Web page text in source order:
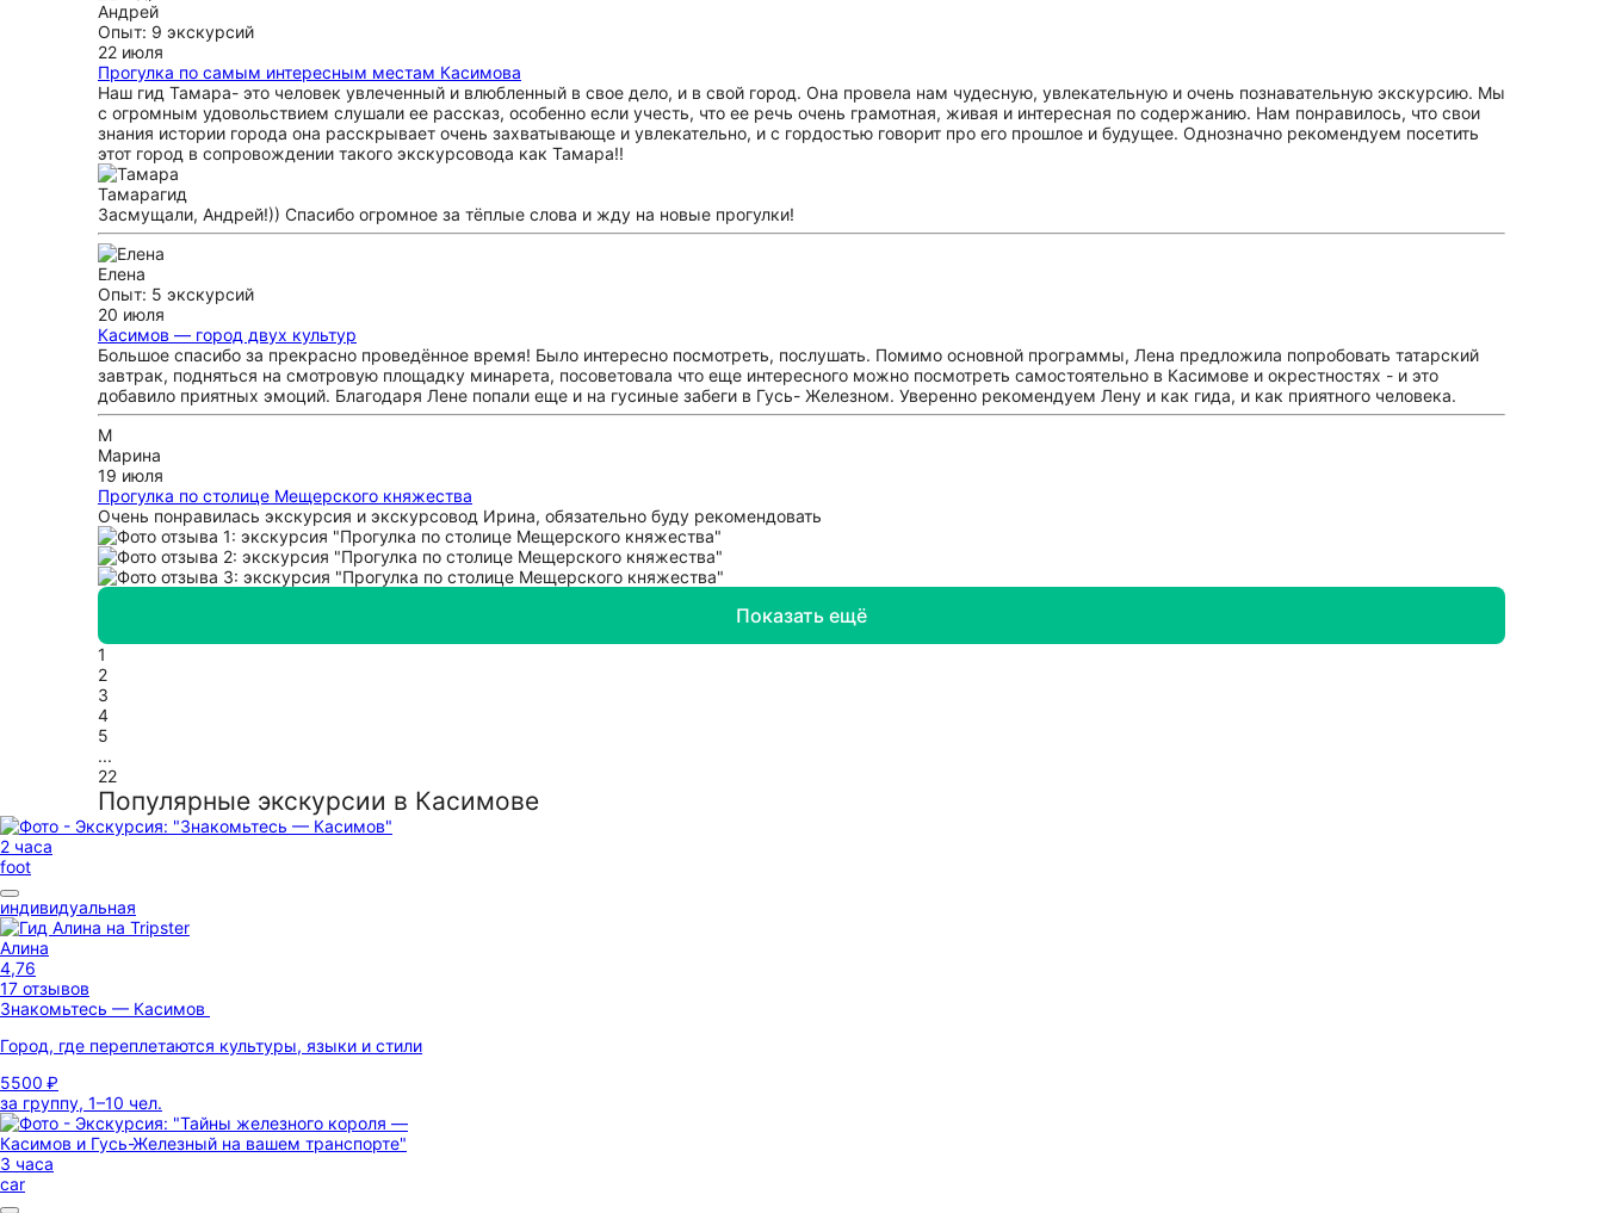
Андрей
Опыт: 9 экскурсий
22 июля
Прогулка по самым интересным местам Касимова
Наш гид Тамара- это человек увлеченный и влюбленный в свое дело, и в свой город. Она провела нам чудесную, увлекательную и очень познавательную экскурсию. Мы
с огромным удовольствием слушали ее рассказ, особенно если учесть, что ее речь очень грамотная, живая и интересная по содержанию. Нам понравилось, что свои
знания истории города она расскрывает очень захватывающе и увлекательно, и с гордостью говорит про его прошлое и будущее. Однозначно рекомендуем посетить
этот город в сопровождении такого экскурсовода как Тамара!!
Тамарагид
Засмущали, Андрей!)) Спасибо огромное за тёплые слова и жду на новые прогулки!
Елена
Опыт: 5 экскурсий
20 июля
Касимов — город двух культур
Большое спасибо за прекрасно проведённое время! Было интересно посмотреть, послушать. Помимо основной программы, Лена предложила попробовать татарский
завтрак, подняться на смотровую площадку минарета, посоветовала что еще интересного можно посмотреть самостоятельно в Касимове и окрестностях - и это
добавило приятных эмоций. Благодаря Лене попали еще и на гусиные забеги в Гусь- Железном. Уверенно рекомендуем Лену и как гида, и как приятного человека.
М
Марина
19 июля
Прогулка по столице Мещерского княжества
Очень понравилась экскурсия и экскурсовод Ирина, обязательно буду рекомендовать
Показать ещё
1
2
3
4
5
...
22
Популярные экскурсии в Касимове
2 часа
foot
индивидуальная
Алина
4,76
17 отзывов
Знакомьтесь — Касимов
Город, где переплетаются культуры, языки и стили
5500 ₽
за группу, 1–10 чел.
3 часа
car